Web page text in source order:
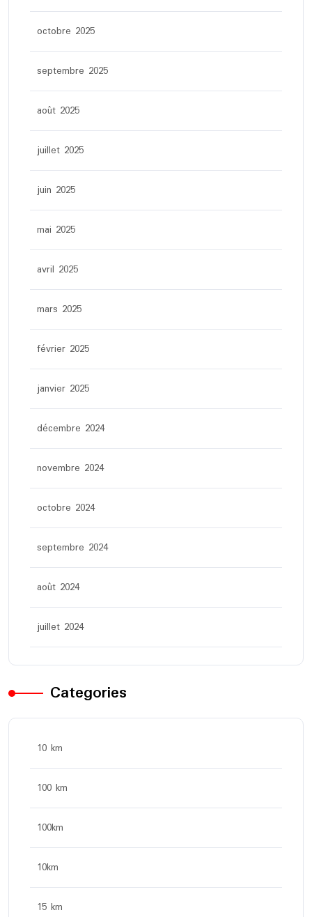
octobre 2025
septembre 2025
août 2025
juillet 2025
juin 2025
mai 2025
avril 2025
mars 2025
février 2025
janvier 2025
décembre 2024
novembre 2024
octobre 2024
septembre 2024
août 2024
juillet 2024
Categories
10 km
100 km
100km
10km
15 km